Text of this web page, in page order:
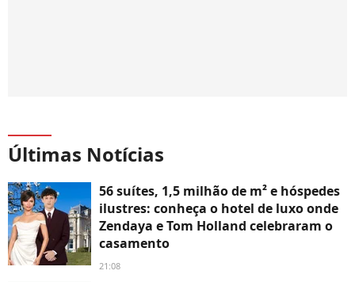
Últimas Notícias
56 suítes, 1,5 milhão de m² e hóspedes
ilustres: conheça o hotel de luxo onde
Zendaya e Tom Holland celebraram o
casamento
21:08